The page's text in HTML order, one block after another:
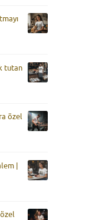
tutan
özel
|